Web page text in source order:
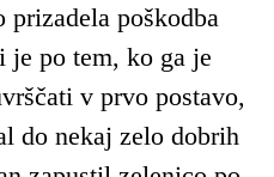
poškodba
je po tem, ko ga je
v prvo postavo,
do nekaj zelo dobrih